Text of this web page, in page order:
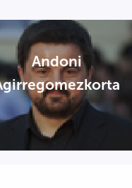
Andoni